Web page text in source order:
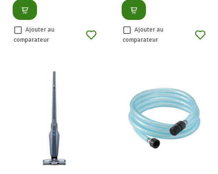
Consulter
Ajouter au
comparateur
Consulter
Ajouter au
comparateur